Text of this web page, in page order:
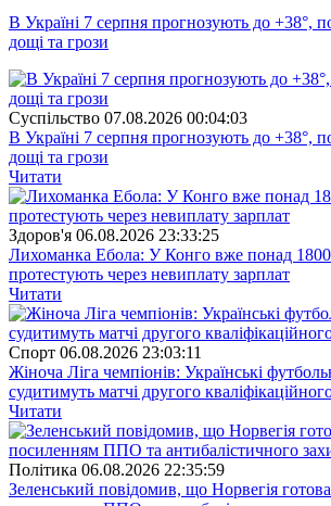
В Україні 7 серпня прогнозують до +38°,
дощі та грози
Суспiльство 07.08.2026 00:04:03
В Україні 7 серпня прогнозують до +38°,
дощі та грози
Читати
Здоров'я 06.08.2026 23:33:25
Лихоманка Ебола: У Конго вже понад
протестують через невиплату зарплат
Читати
Спорт 06.08.2026 23:03:11
Жіноча Ліга чемпіонів: Українські
судитимуть матчі другого
Читати
Полiтика 06.08.2026 22:35:59
Зеленський повідомив, що Норвегія